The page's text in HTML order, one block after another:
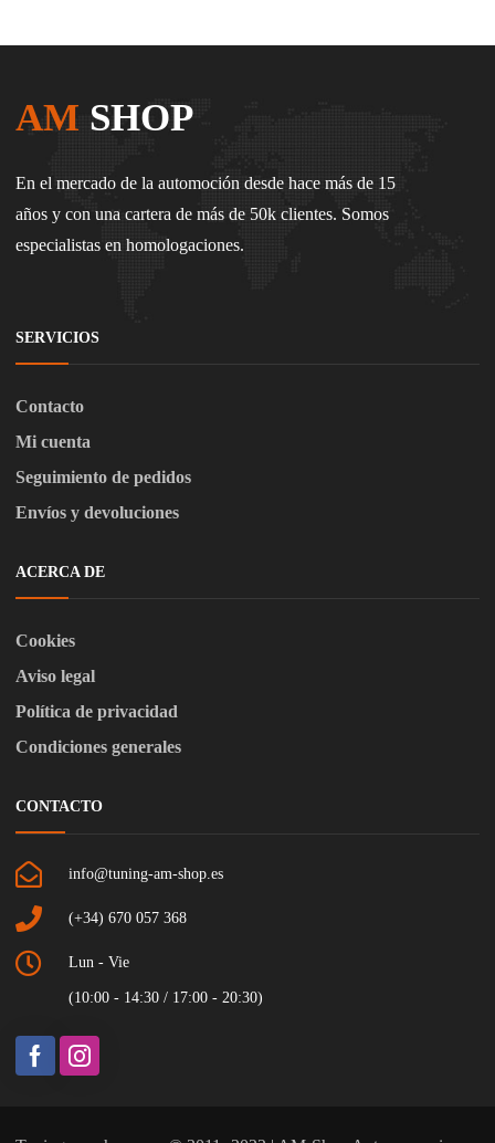
AM SHOP
En el mercado de la automoción desde hace más de 15
años y con una cartera de más de 50k clientes. Somos
especialistas en homologaciones.
SERVICIOS
Contacto
Mi cuenta
Seguimiento de pedidos
Envíos y devoluciones
ACERCA DE
Cookies
Aviso legal
Política de privacidad
Condiciones generales
CONTACTO
info@tuning-am-shop.es
(+34) 670 057 368
Lun - Vie
(10:00 - 14:30 / 17:00 - 20:30)